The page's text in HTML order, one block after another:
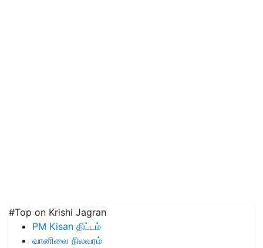
#Top on Krishi Jagran
PM Kisan திட்டம்
வானிலை நிலவரம்